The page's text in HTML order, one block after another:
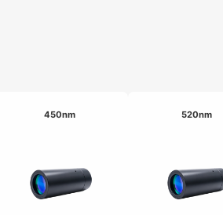
450nm 520nm